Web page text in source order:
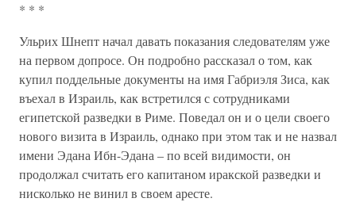
* * *
Ульрих Шнепт начал давать показания следователям уже
на первом допросе. Он подробно рассказал о том, как
купил поддельные документы на имя Габриэля Зиса, как
въехал в Израиль, как встретился с сотрудниками
египетской разведки в Риме. Поведал он и о цели своего
нового визита в Израиль, однако при этом так и не назвал
имени Эдана Ибн-Эдана – по всей видимости, он
продолжал считать его капитаном иракской разведки и
нисколько не винил в своем аресте.